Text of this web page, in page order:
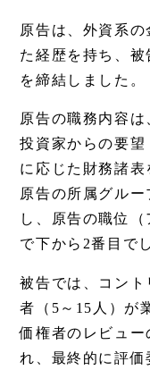
原告は、外資系
た経歴を持ち、
を締結しました。
原告の職務内容は
投資家からの要
に応じた財務諸表
原告の所属グル
し、原告の職位
で下から2番目で
被告では、コント
者（5～15人）が
価権者のレビュー
れ、最終的に評